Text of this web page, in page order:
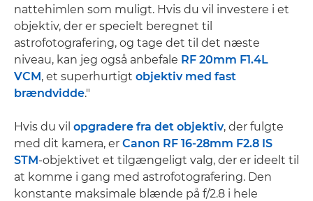
nattehimlen som muligt. Hvis du vil investere i et
objektiv, der er specielt beregnet til
astrofotografering, og tage det til det næste
niveau, kan jeg også anbefale RF 20mm F1.4L
VCM, et superhurtigt objektiv med fast
brændvidde."
Hvis du vil opgradere fra det objektiv, der fulgte
med dit kamera, er Canon RF 16-28mm F2.8 IS
STM-objektivet et tilgængeligt valg, der er ideelt til
at komme i gang med astrofotografering. Den
konstante maksimale blænde på f/2.8 i hele